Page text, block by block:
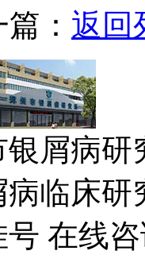
： 返回
银屑病研
病临床
号 在线